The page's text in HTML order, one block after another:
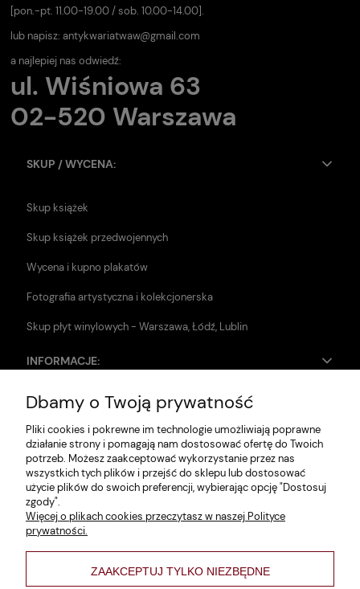
[pon.-pt. 11.00-19.00 / sob. 10.00-14.00].
lub napisz: antykwariatwaw@gmail.com
a najlepiej nas odwiedź:
ul. Wiśniowa 63
02-520 Warszawa
SKUP / WYCENA:
Skup książek
Skup książek przedwojennych
Wycena i kupno plakatów
Fotografia artystyczna i kolekcjonerska
Skup płyt winylowych - Warszawa, Łódź, Lublin
INFORMACJE:
Zwroty i reklamacje
Dane firmy
Jak szukać?
Polityka prywatności
Regulamin
Poltyka cookies
varsaviana
Dbamy o Twoją prywatność
Pliki cookies i pokrewne im technologie umożliwiają poprawne
działanie strony i pomagają nam dostosować ofertę do Twoich
potrzeb. Możesz zaakceptować wykorzystanie przez nas
wszystkich tych plików i przejść do sklepu lub dostosować
użycie plików do swoich preferencji, wybierając opcję "Dostosuj
zgody".
Więcej o plikach cookies przeczytasz w naszej Polityce
prywatności.
ZAAKCEPTUJ TYLKO NIEZBĘDNE